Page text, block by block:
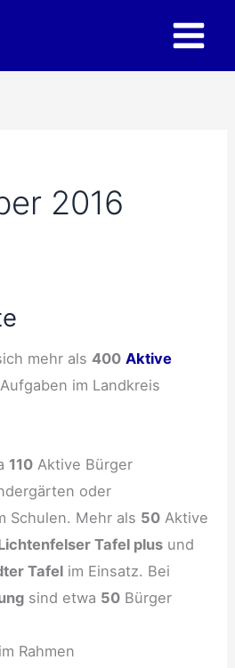
2016
mehr als400 Aktive
im Landkreis
110 Aktive Bürger
oder
Schulen. Mehr als 50 Aktive
Tafel plus und
Tafel im Einsatz. Bei
sind etwa 50 Bürger
Rahmen